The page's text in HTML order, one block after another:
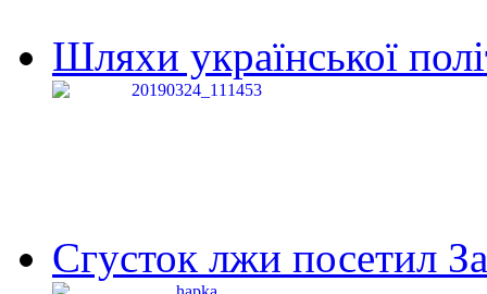
Шляхи української
Сгусток лжи посетил